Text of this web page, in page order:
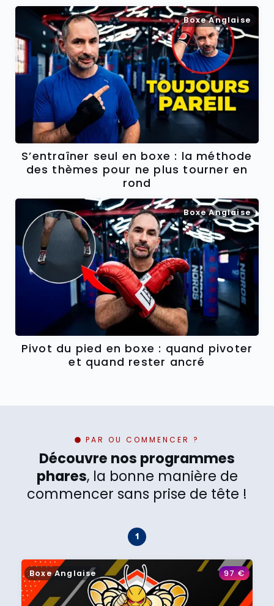
Boxe Anglaise
S’entraîner seul en boxe : la méthode
des thèmes pour ne plus tourner en
rond
Boxe Anglaise
Pivot du pied en boxe : quand pivoter
et quand rester ancré
PAR OU COMMENCER ?
Découvre nos programmes
phares, la bonne manière de
commencer sans prise de tête !
Boxe Anglaise 97€